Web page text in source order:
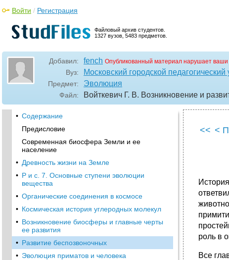
Файловый архив студентов.
1327 вузов, 5483 предметов.
Войти / Регистрация
Добавил: fench Опубликованный материал нарушает ваши
Вуз: Московский городской педагогический
Предмет: Эволюция
Файл: Войткевич Г. В. Возникновение и
• Содержание
Предисловие
Современная биосфера Земли и ее
население
• Древность жизни на Земле
• Р и с. 7. Основные ступени эволюции
вещества
• Органические соединения в космосе
• Космическая история углеродных молекул
• Возникновение биосферы и главные черты
ее развития
• Развитие беспозвоночных
• Эволюция приматов и человека
<< <
роль в
Все